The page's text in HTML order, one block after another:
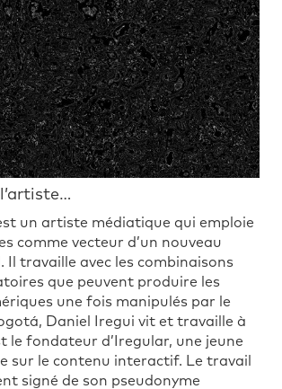
un artiste médiatique qui emploie
comme vecteur d’un nouveau
Il travaille avec les combinaisons
que peuvent produire les
une fois manipulés par le
Daniel Iregui vit et travaille à
le fondateur d’Iregular, une jeune
sur le contenu interactif. Le travail
signé de son pseudonyme